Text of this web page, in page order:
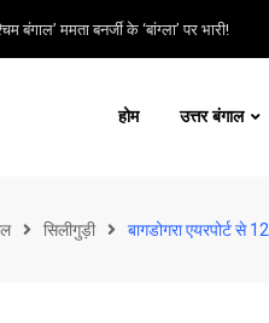
बंगाल’ ममता बनर्जी के ‘बांग्ला’ पर भारी!
होम उत्तर बंगाल
सिलीगुड़ी बागडोगरा एयरपोर्ट से